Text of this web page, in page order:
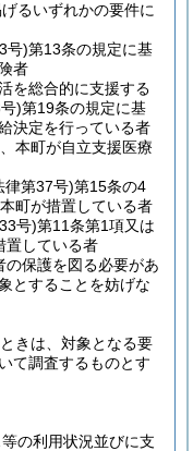
るいずれかの要件に
号)第13条の規定に基
者
を総合的に支援する
)第19条の規定に基
決定を行っている者
本町が自立支援医療
律第37号)第15条の4
町が措置している者
号)第11条第1項又は
置している者
保護を図る必要があ
とすることを妨げな
きは、対象となる要
て調査するものとす
の利用状況並びに支